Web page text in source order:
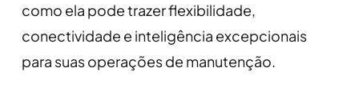
como ela pode trazer flexibilidade,
conectividade e inteligência excepcionais
para suas operações de manutenção.